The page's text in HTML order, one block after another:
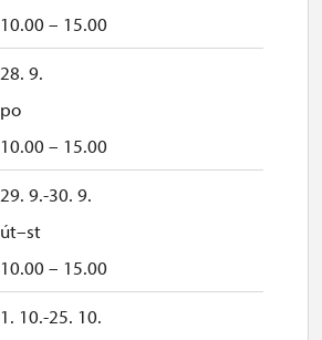
10.00 – 15.00
28. 9.
po
10.00 – 15.00
29. 9.-30. 9.
út–st
10.00 – 15.00
1. 10.-25. 10.